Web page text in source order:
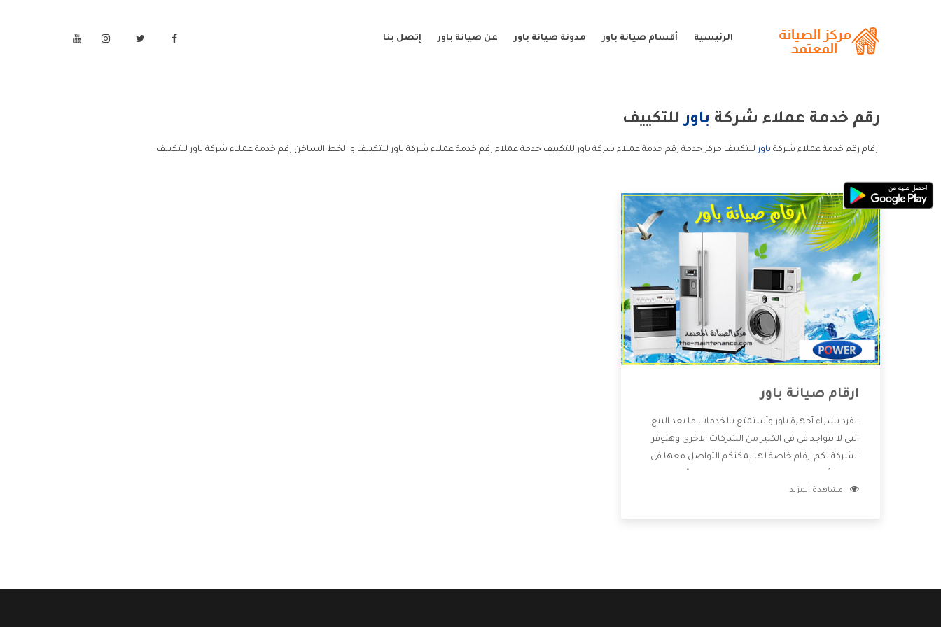
الرئيسية أقسام صيانة باور مدونة صيانة باور عن صيانة باور إتصل بنا
رقم خدمة عملاء شركة باورللتكييف
ارقام رقم خدمة عملاء شركة باورللتكييف مركز خدمة رقم خدمة عملاء شركة باور للتكييف خدمة عملاء رقم خدمة عملاء شركة باور للتكييف و الخط الساخن رقم خدمة عملاء شركة باور للتكييف.
ارقام صيانة باور
انفرد بشراء أجهزة باور وأستمتع بالخدمات ما بعد البيع
التى لا تتواجد فى فى الكثير من الشركات الاخرى وهتوفر
الشركة لكم ارقام خاصة لها يمكنكم التواصل معها فى
منخفضة تناسب جميع العملاء من خلال العروض
مشاهدة المزيد